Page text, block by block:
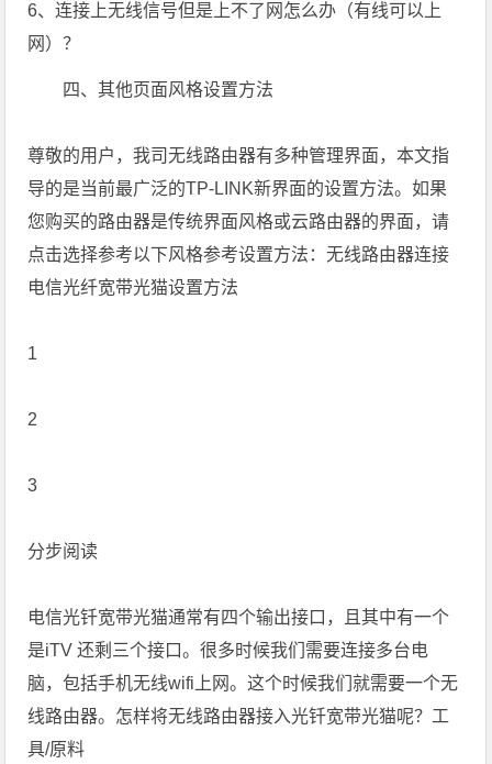
6、连接上无线信号但是上不了网怎么办（有线可以上
网）？
四、其他页面风格设置方法
尊敬的用户，我司无线路由器有多种管理界面，本文指
导的是当前最广泛的TP-LINK新界面的设置方法。如果
您购买的路由器是传统界面风格或云路由器的界面，请
点击选择参考以下风格参考设置方法：无线路由器连接
电信光纤宽带光猫设置方法
1
2
3
分步阅读
电信光钎宽带光猫通常有四个输出接口，且其中有一个
是iTV 还剩三个接口。很多时候我们需要连接多台电
脑，包括手机无线wifi上网。这个时候我们就需要一个无
线路由器。怎样将无线路由器接入光钎宽带光猫呢？工
具/原料